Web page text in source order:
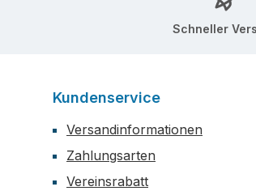
Schneller
Kundenservice
Versandinformationen
Zahlungsarten
Vereinsrabatt